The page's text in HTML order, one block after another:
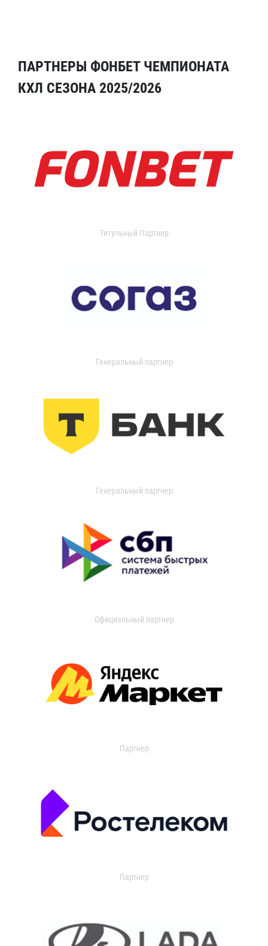
ПАРТНЕРЫ ФОНБЕТ ЧЕМПИОНАТА
КХЛ СЕЗОНА 2025/2026
Титульный Партнер
Генеральный партнер
Генеральный партнер
Официальный партнер
Партнер
Партнер